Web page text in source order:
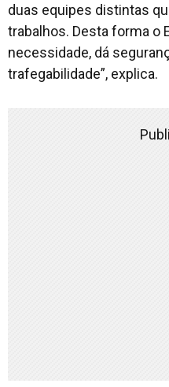
duas equipes distintas
trabalhos. Desta forma o
necessidade, dá
trafegabilidade”, explica.